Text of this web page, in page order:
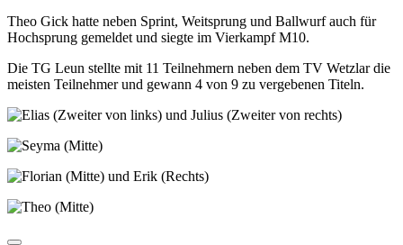
Theo Gick hatte neben Sprint, Weitsprung und Ballwurf auch für
Hochsprung gemeldet und siegte im Vierkampf M10.
Die TG Leun stellte mit 11 Teilnehmern neben dem TV Wetzlar die
meisten Teilnehmer und gewann 4 von 9 zu vergebenen Titeln.